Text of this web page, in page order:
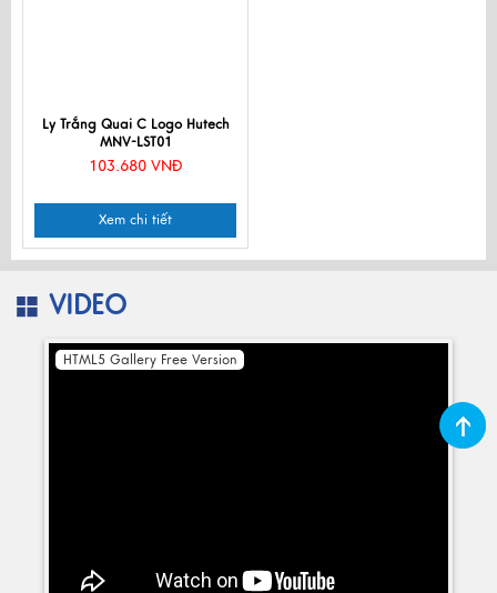
Ly Trắng Quai C Logo Hutech
MNV-LST01
103.680 VNĐ
Xem chi tiết
VIDEO
HTML5 Gallery Free Version